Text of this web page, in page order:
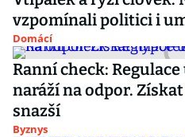
vzpomínali politici i
Domácí
Ranní check:
naráží na odpor.
snazší
Byznys